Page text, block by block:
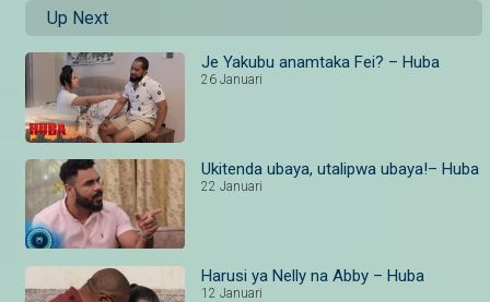
Up Next
Je Yakubu anamtaka Fei? – Huba
26 Januari
Ukitenda ubaya, utalipwa ubaya!– Huba
22 Januari
Harusi ya Nelly na Abby – Huba
12 Januari